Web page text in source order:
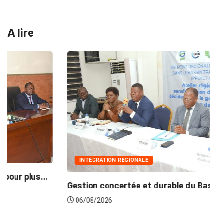
A lire
INTÉGRATION RÉGIONALE
Gestion concertée et durable du Bassin du...